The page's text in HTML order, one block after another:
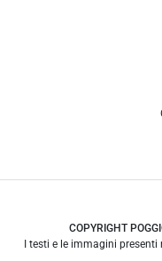
COPYRIGHT
I testi e le immagini